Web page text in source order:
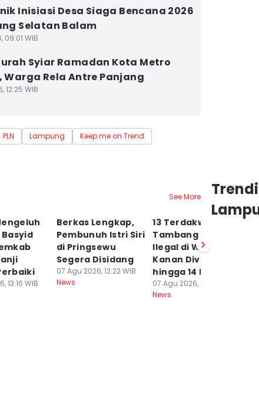
Inisiasi Desa Siaga Bencana 2026
Selatan Balam
09:01 WIB
Syiar Ramadan Kota Metro
Warga Rela Antre Panjang
12:25 WIB
PLN Lampung Keep me on Trend
See More
Basyid
13:16 WIB
Berkas Lengkap,
Pembunuh Istri Siri
di Pringsewu
Segera Disidang
07 Agu 2026, 12:22 WIB
News
13 Terdakwa
Tambang Emas
Ilegal di Way
Kanan Divonis
hingga 14 Bulan
07 Agu 2026, 12:14 WIB
News